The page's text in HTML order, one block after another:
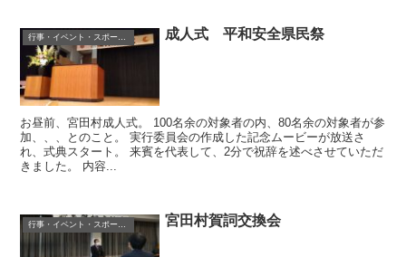
行事・イベント・スポーツ等 成人式 平和安全県民祭
お昼前、宮田村成人式。 100名余の対象者の内、80名余の対象者が参
加、、、とのこと。 実行委員会の作成した記念ムービーが放送さ
れ、式典スタート。 来賓を代表して、2分で祝辞を述べさせていただ
きました。 内容...
行事・イベント・スポーツ等 宮田村賀詞交換会